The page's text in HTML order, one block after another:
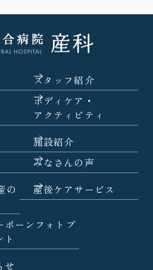
スタッフ紹介
ボディケア・
アクティビティ
施設紹介
みなさんの声
の
産後ケアサービス
ボーンフォトプ
ト
せ